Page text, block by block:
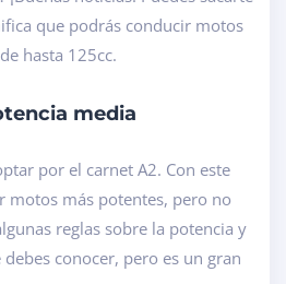
que podrás conducir motos
hasta 125cc.
media
por el carnet A2. Con este
motos más potentes, pero no
reglas sobre la potencia y
conocer, pero es un gran